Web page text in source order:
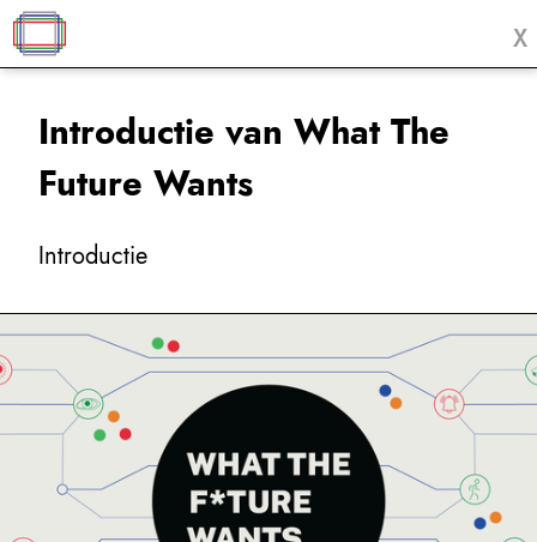
X
Introductie van What The
Future Wants
Introductie